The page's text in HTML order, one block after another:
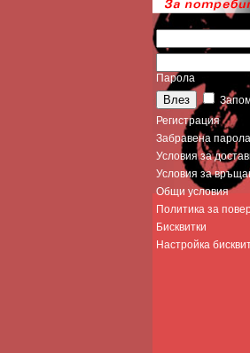
Парола
Регистрация
Забравена парола
Условия за
Условия за
Общи условия
Политика за
Бисквитки
Настройка